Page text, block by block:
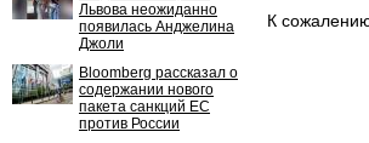
Львова неожиданно
появилась Анджелина
Джоли
Bloomberg рассказал о
содержании нового
пакета санкций ЕС
против России
К